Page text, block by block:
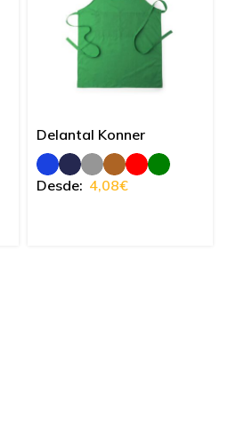
Delantal Konner
Desde: 4,08€